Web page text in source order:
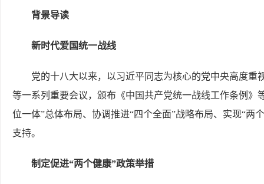
背景导读
新时代爱国统一战线
党的十八大以来，以习近平同志为核心的党中央高度
等一系列重要会议，颁布《中国共产党统一战线工作条例
位一体”总体布局、协调推进“四个全面”战略布局、实现“
支持。
制定促进“两个健康”政策举措